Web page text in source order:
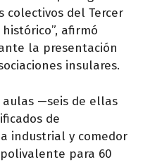
colectivos del Tercer
afirmó
la presentación
insulares.
aulas —seis de ellas
de
industrial y comedor
para 60